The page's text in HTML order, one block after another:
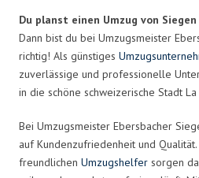
Du planst einen Umzug von
Dann bist du bei Umzugsmeister
richtig! Als günstiges
zuverlässige und professionelle
in die schöne schweizerische Stadt La
Bei Umzugsmeister Ebersbacher
auf Kundenzufriedenheit und
freundlichen Umzugshelfer sorgen